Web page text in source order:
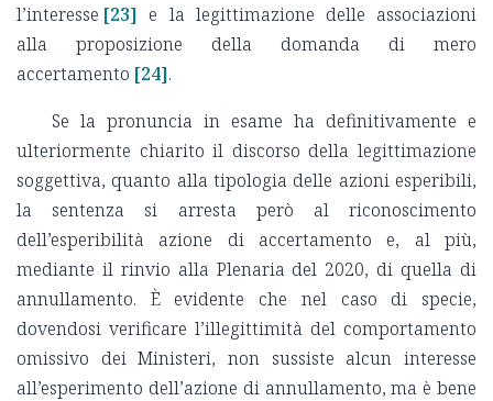
l’interesse [23] e la legittimazione delle associazioni
alla proposizione della domanda di mero
accertamento [24].
Se la pronuncia in esame ha definitivamente e
ulteriormente chiarito il discorso della legittimazione
soggettiva, quanto alla tipologia delle azioni esperibili,
la sentenza si arresta però al riconoscimento
dell’esperibilità azione di accertamento e, al più,
mediante il rinvio alla Plenaria del 2020, di quella di
annullamento. È evidente che nel caso di specie,
dovendosi verificare l’illegittimità del comportamento
omissivo dei Ministeri, non sussiste alcun interesse
all’esperimento dell’azione di annullamento, ma è bene